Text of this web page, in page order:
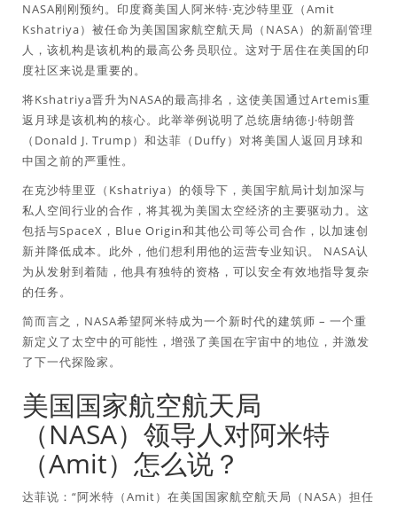
NASA刚刚预约。印度裔美国人阿米特·克沙特里亚（Amit
Kshatriya）被任命为美国国家航空航天局（NASA）的新副管理
人，该机构是该机构的最高公务员职位。这对于居住在美国的印
度社区来说是重要的。
将Kshatriya晋升为NASA的最高排名，这使美国通过Artemis重
返月球是该机构的核心。此举举例说明了总统唐纳德·J·特朗普
（Donald J. Trump）和达菲（Duffy）对将美国人返回月球和
中国之前的严重性。
在克沙特里亚（Kshatriya）的领导下，美国宇航局计划加深与
私人空间行业的合作，将其视为美国太空经济的主要驱动力。这
包括与SpaceX，Blue Origin和其他公司等公司合作，以加速创
新并降低成本。此外，他们想利用他的运营专业知识。 NASA认
为从发射到着陆，他具有独特的资格，可以安全有效地指导复杂
的任务。
简而言之，NASA希望阿米特成为一个新时代的建筑师 – 一个重
新定义了太空中的可能性，增强了美国在宇宙中的地位，并激发
了下一代探险家。
美国国家航空航天局
（NASA）领导人对阿米特
（Amit）怎么说？
达菲说：“阿米特（Amit）在美国国家航空航天局（NASA）担任